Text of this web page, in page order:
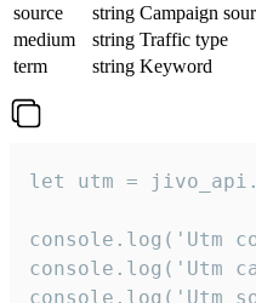
source
string Campaign
medium
string Traffic type
term
string Keyword
let utm =
console.log('Utm
console.log('Utm
console.log('Utm